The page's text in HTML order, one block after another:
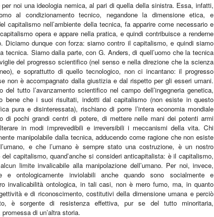
noi una ideologia nemica, al pari di quella della sinistra. Essa, infatti,
al condizionamento tecnico, negandone la dimensione etica, e
capitalismo nell’ambiente della tecnica, fa apparire come necessario e
opera e appare nella pratica, e quindi contribuisce a renderne
Diciamo dunque con forza: siamo contro il capitalismo, e quindi siamo
tecnica. Siamo dalla parte, con G. Anders, di quell’uomo che la tecnica
del progresso scientifico (nel senso e nella direzione che la scienza
e soprattutto di quello tecnologico, non ci incantano: il progresso
non è accompagnato dalla giustizia e dal rispetto per gli esseri umani.
del tutto l’avanzamento scientifico nel campo dell’ingegneria genetica,
bene che i suoi risultati, indotti dal capitalismo (non esiste in questo
pura e disinteressata), rischiano di porre l’intera economia mondiale
di pochi grandi centri di potere, di mettere nelle mani dei potenti armi
in modi imprevedibili e irreversibili i meccanismi della vita. Chi
manipolabile dalla tecnica, adducendo come ragione che non esiste
e che l’umano è sempre stato una costruzione, è un nostro
capitalismo, quand’anche si consideri anticapitalista: è il capitalismo,
limite invalicabile alla manipolazione dell’umano. Per noi, invece,
e ontologicamente inviolabili anche quando sono socialmente e
invalicabilità ontologica, in tali casi, non è mero fumo, ma, in quanto
e di riconoscimento, costitutivi della dimensione umana e perciò
è sorgente di resistenza effettiva, pur se del tutto minoritaria,
di un’altra storia.